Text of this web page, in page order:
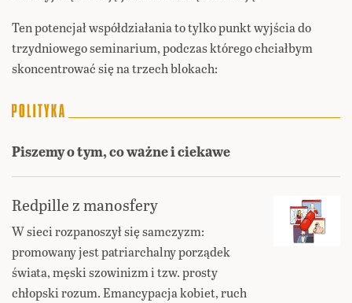
Ten potencjał współdziałania to tylko punkt wyjścia do
trzydniowego seminarium, podczas którego chciałbym
skoncentrować się na trzech blokach:
Piszemy o tym, co ważne i ciekawe
Redpille z manosfery
W sieci rozpanoszył się samczyzm:
promowany jest patriarchalny porządek
świata, męski szowinizm i tzw. prosty
chłopski rozum. Emancypacja kobiet, ruch